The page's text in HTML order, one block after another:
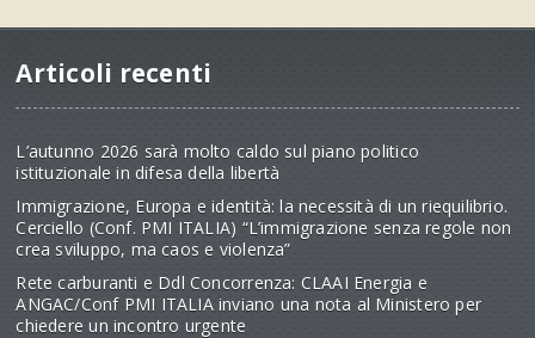
Articoli recenti
L’autunno 2026 sarà molto caldo sul piano politico
istituzionale in difesa della libertà
Immigrazione, Europa e identità: la necessità di un riequilibrio.
Cerciello (Conf. PMI ITALIA) “L’immigrazione senza regole non
crea sviluppo, ma caos e violenza”
Rete carburanti e Ddl Concorrenza: CLAAI Energia e
ANGAC/Conf PMI ITALIA inviano una nota al Ministero per
chiedere un incontro urgente